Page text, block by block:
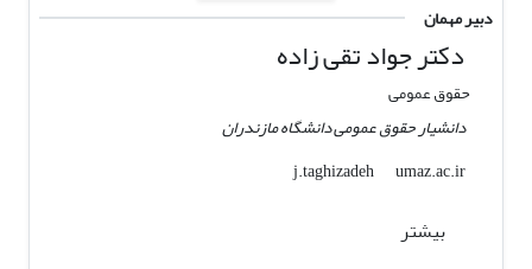
دبیر مهمان
دکتر جواد تقی زاده
حقوق عمومی
دانشیار حقوق عمومی دانشگاه مازندران
j.taghizadeh
umaz.ac.ir
بیشتر